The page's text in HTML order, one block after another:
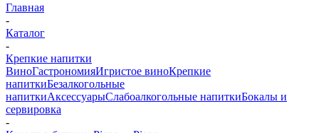
Главная
-
Каталог
-
Крепкие напитки
ВиноГастрономияИгристое виноКрепкие
напиткиБезалкогольные
напиткиАксессуарыСлабоалкогольные напиткиБокалы и
сервировка
-